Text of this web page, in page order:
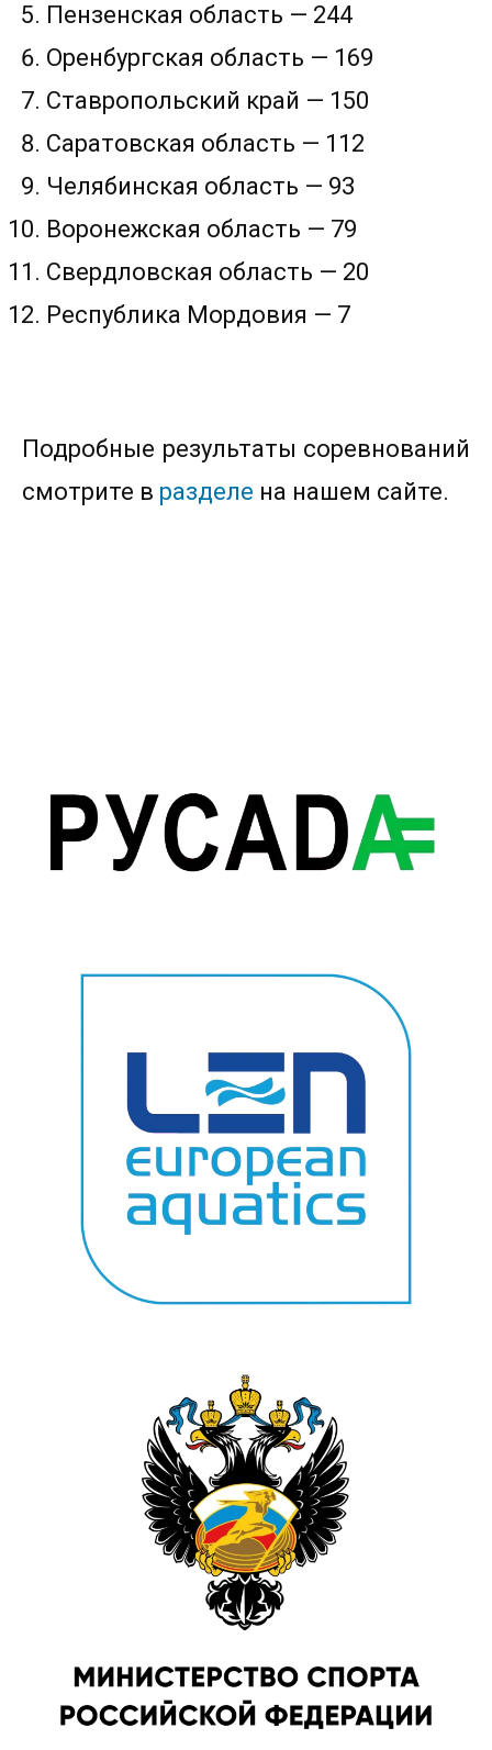
Пензенская область — 244
Оренбургская область — 169
Ставропольский край — 150
Саратовская область — 112
Челябинская область — 93
Воронежская область — 79
Свердловская область — 20
Республика Мордовия — 7
Подробные результаты соревнований
смотрите в разделе на нашем сайте.